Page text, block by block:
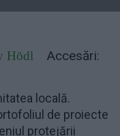
Hödl
Accesări:
locală.
de proiecte
protejării